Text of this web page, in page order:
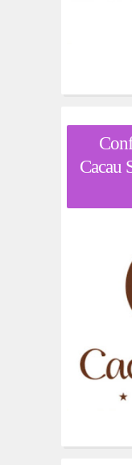
Cacau